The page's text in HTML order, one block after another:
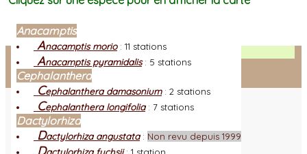
Facebook
Connexion adhérent
Anacamptis
Anacamptis morio: 11 stations
Anacamptis pyramidalis: 5 stations
Cephalanthera
Cephalanthera damasonium: 2 stations
Cephalanthera longifolia: 7 stations
Dactylorhiza
Dactylorhiza angustata: Non revu depuis 1999